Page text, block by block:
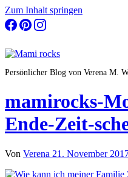
Zum Inhalt springen
Persönlicher Blog von Verena M.
mamirocks-
Ende-Zeit-
Von Verena 21. November